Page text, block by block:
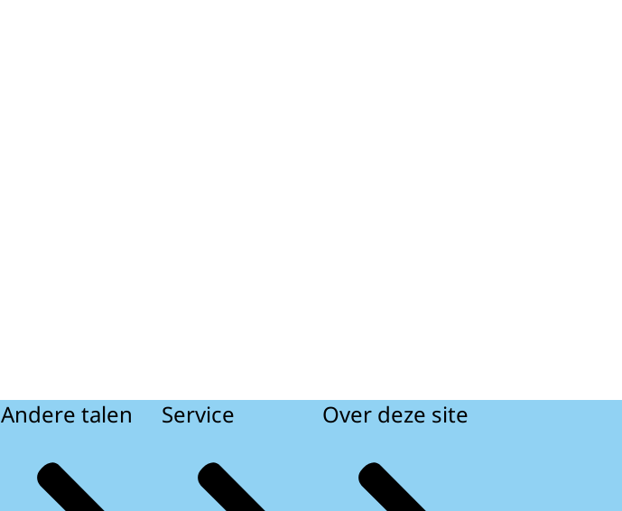
Andere talen Service Over deze site